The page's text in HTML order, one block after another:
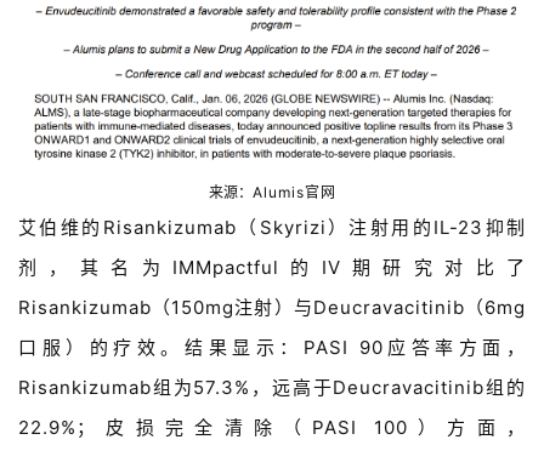
资
视
频
专
精
活
动
B
来源： Alumis官网
艾伯维的 Risankizumab （ Skyrizi ）注射用的 IL-23 抑制
剂，其名为 IMMpactful 的 IV 期研究对比了
Risankizumab （150mg注射）与Deucravacitinib （6mg
口服）的疗效。结果显示： PASI 90 应答率方面，
Risankizumab组为57.3% ，远高于Deucravacitinib组的
22.9% ；皮损完全清除（ PASI 100 ）方面，